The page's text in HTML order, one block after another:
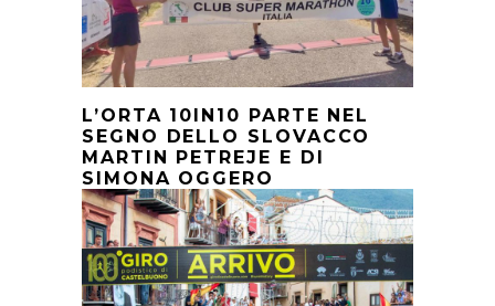
L’ORTA 10IN10 PARTE NEL
SEGNO DELLO SLOVACCO
MARTIN PETREJE E DI
SIMONA OGGERO